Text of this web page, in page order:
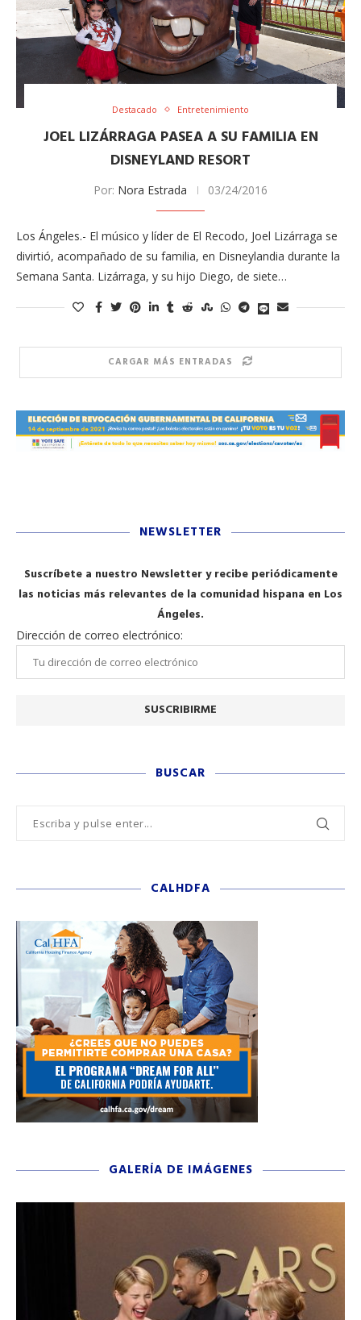
Destacado Entretenimiento
JOEL LIZÁRRAGA PASEA A SU FAMILIA EN
DISNEYLAND RESORT
Por: Nora Estrada 03/24/2016
Los Ángeles.- El músico y líder de El Recodo, Joel Lizárraga se
divirtió, acompañado de su familia, en Disneylandia durante la
Semana Santa. Lizárraga, y su hijo Diego, de siete…
CARGAR MÁS ENTRADAS
NEWSLETTER
Suscríbete a nuestro Newsletter y recibe periódicamente
las noticias más relevantes de la comunidad hispana en Los
Ángeles.
Dirección de correo electrónico:
BUSCAR
CALHDFA
GALERÍA DE IMÁGENES